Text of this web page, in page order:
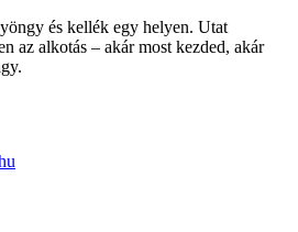
és kellék egy helyen. Utat
az alkotás – akár most kezded, akár